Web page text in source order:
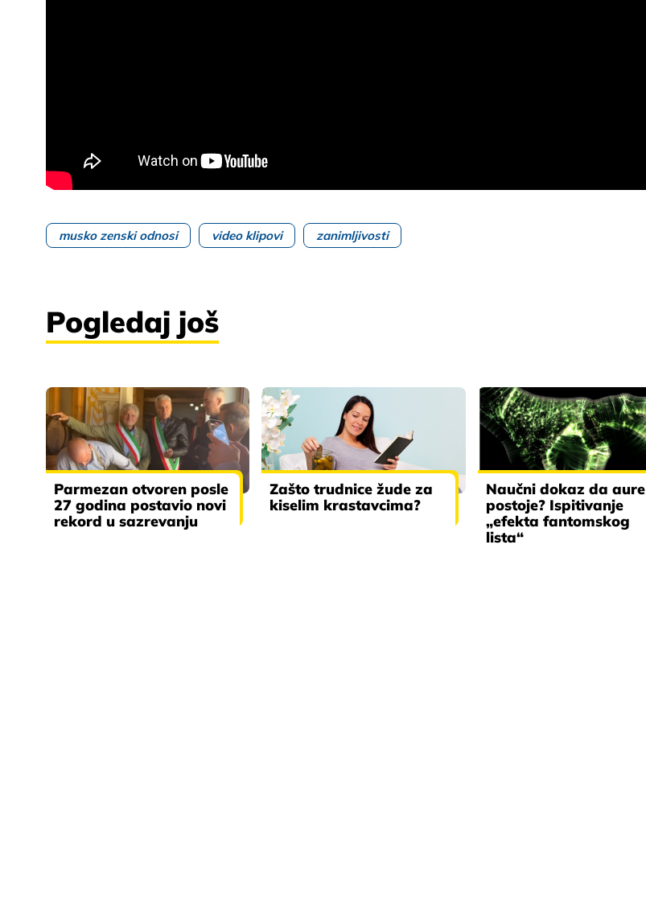
musko zenski odnosi video klipovi zanimljivosti
Pogledaj još
Parmezan otvoren posle
27 godina postavio novi
rekord u sazrevanju
Zašto trudnice žude za
kiselim krastavcima?
Naučni dokaz da aure
postoje? Ispitivanje
„efekta fantomskog
lista“